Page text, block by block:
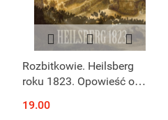
Rozbitkowie. Heilsberg
roku 1823. Opowieść o
do domu
19.00